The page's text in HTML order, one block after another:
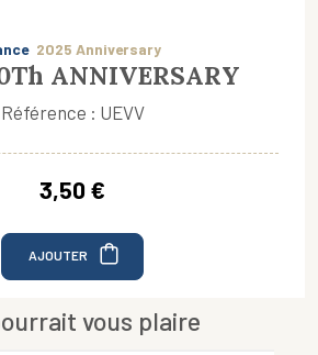
2025 Anniversary
ANNIVERSARY
Référence : UEVV
3,50 €
AJOUTER
vous plaire